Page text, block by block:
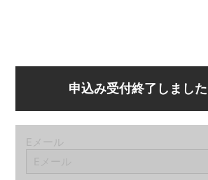
申込み受付終了しました
Eメール